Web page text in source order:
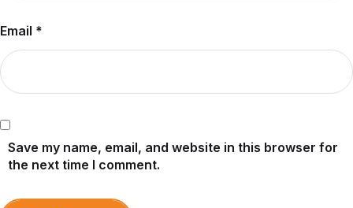
Email *
Save my name, email, and website in this browser for
the next time I comment.